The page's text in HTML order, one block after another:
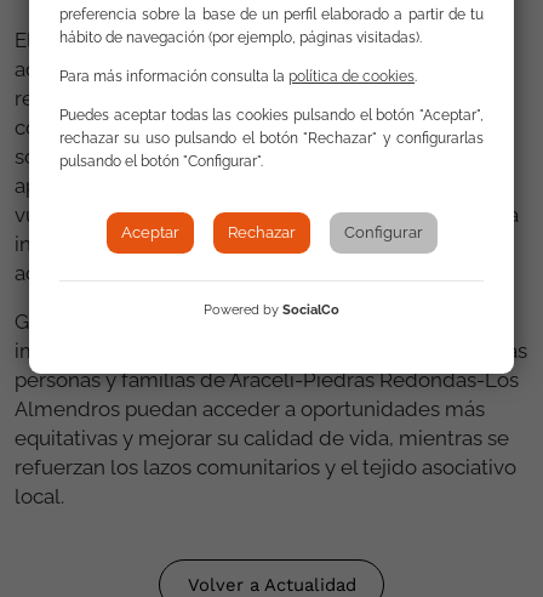
El proyecto ERACIS+ se centra en la creación de
acciones integrales y personalizadas, orientadas a
responder a las necesidades específicas de la
comunidad, tanto en el ámbito laboral como en el
social y educativo. La implicación de la FSG busca
aportar su experiencia en la atención a colectivos
vulnerables, fortaleciendo estrategias que faciliten la
inserción sociolaboral, la formación y la participación
activa de la comunidad en la mejora de su entorno.
Gracias a esta colaboración, se espera generar un
impacto positivo y sostenible, contribuyendo a que las
personas y familias de Araceli-Piedras Redondas-Los
Almendros puedan acceder a oportunidades más
equitativas y mejorar su calidad de vida, mientras se
refuerzan los lazos comunitarios y el tejido asociativo
local.
Volver a Actualidad
preferencia sobre la base de un perfil elaborado a partir de tu
hábito de navegación (por ejemplo, páginas visitadas).
Para más información consulta la política de cookies
Puedes aceptar todas las cookies pulsando el botón "Aceptar",
rechazar su uso pulsando el botón "Rechazar" y configurarlas
pulsando el botón "Configurar".
Aceptar Rechazar Configurar
Powered by SocialCo